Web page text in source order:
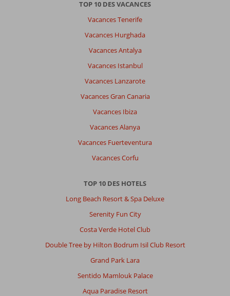
TOP 10 DES VACANCES
Vacances Tenerife
Vacances Hurghada
Vacances Antalya
Vacances Istanbul
Vacances Lanzarote
Vacances Gran Canaria
Vacances Ibiza
Vacances Alanya
Vacances Fuerteventura
Vacances Corfu
TOP 10 DES HOTELS
Long Beach Resort & Spa Deluxe
Serenity Fun City
Costa Verde Hotel Club
Double Tree by Hilton Bodrum Isil Club Resort
Grand Park Lara
Sentido Mamlouk Palace
Aqua Paradise Resort